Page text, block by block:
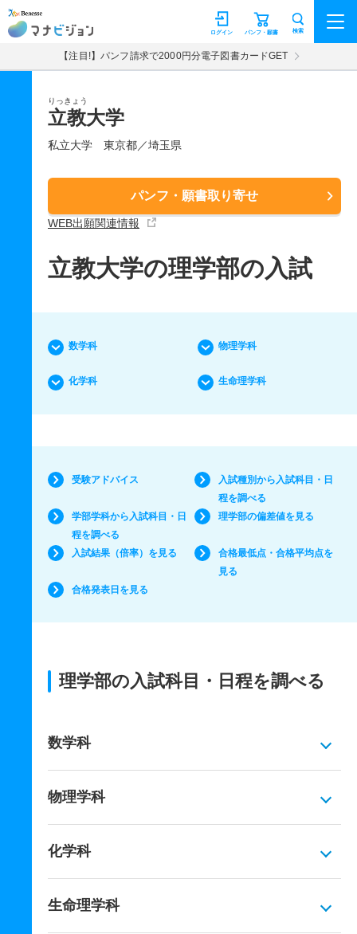
マナビジョン パンフ・願書
ログイン 検索
【注目!】パンフ請求で2000円分電子図書カードGET
りっきょう
立教大学
私立大学 東京都／埼玉県
パンフ・願書取り寄せ
WEB出願関連情報
立教大学の理学部の入試
数学科 物理学科
化学科 生命理学科
受験アドバイス
入試種別から入試科目・日
程を調べる
学部学科から入試科目・日
程を調べる
理学部の偏差値を見る
入試結果（倍率）を見る
合格最低点・合格平均点を
見る
合格発表日を見る
理学部の入試科目・日程を調べる
数学科
物理学科
化学科
生命理学科